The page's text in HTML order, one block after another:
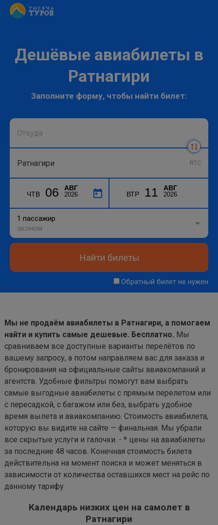
Дешёвые авиабилеты в
Ратнагири
Заполните форму, чтобы найти билет:
RTC
ЧТВ 06 АВГ
2026 ВТР 11 АВГ
2026
1 пассажир
эконом
Найти билеты
Обратный билет не нужен
Мы не продаём авиабилеты в Ратнагири, а помогаем
найти и купить самые дешевые. Бесплатно. Мы
сравниваем все доступные варианты перелётов по
вашему запросу, а потом направляем вас для заказа и
бронирования на официальные сайты авиакомпаний и
агентств. Удобные фильтры помогут вам выбрать
самые выгодные авиабилеты с прямым перелетом или
с пересадкой, с багажом или без, выбрать удобное
время вылета и авиакомпанию. Стоимость авиабилета,
которую вы видите на сайте — финальная. Мы убрали
все скрытые услуги и галочки. - * цены на авиабилеты
за последние 48 часов. Конечная стоимость билета
действительна на момент поиска и может меняться в
зависимости от количества оставшихся мест на рейс по
данному тарифу
Календарь низких цен на самолет в
Ратнагири